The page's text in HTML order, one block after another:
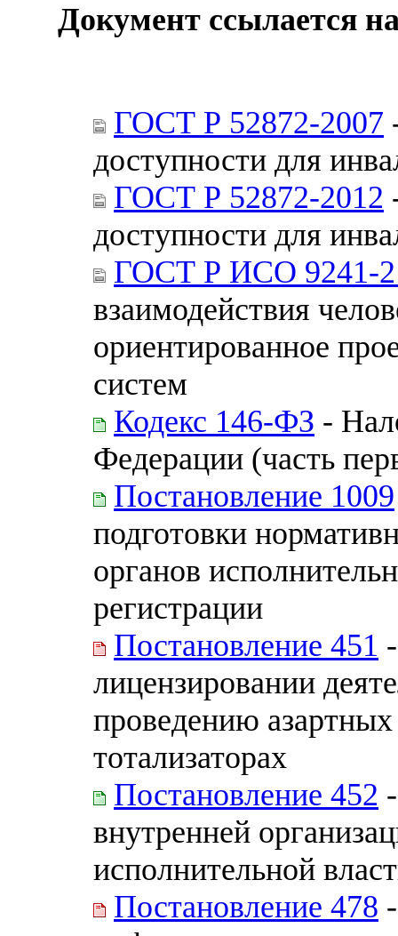
Документ ссылается
ГОСТ Р 52872-2007
доступности для
ГОСТ Р 52872-2012
доступности для
ГОСТ Р ИСО 9241-
взаимодействия
ориентированное
систем
Кодекс 146-ФЗ -
Федерации (часть
Постановление 1009
подготовки
органов
регистрации
Постановление 451
лицензировании
проведению
тотализаторах
Постановление 452
внутренней
исполнительной
Постановление 478